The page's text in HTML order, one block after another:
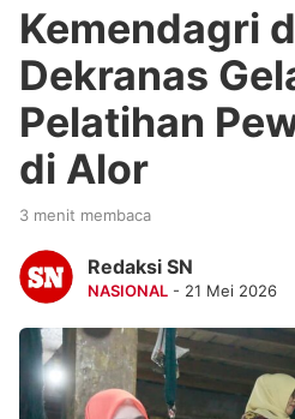
Kemendagri
Dekranas
Pelatihan
di Alor
3 menit membaca
Redaksi SN
NASIONAL - 21 Mei 2026